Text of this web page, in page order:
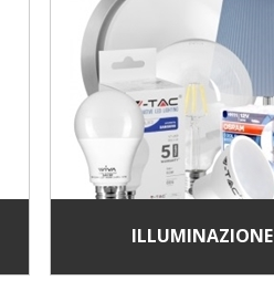
ILLUMINAZIONE